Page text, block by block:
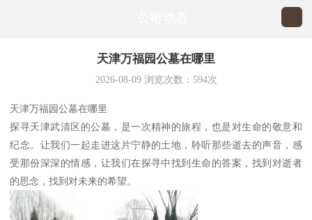
天津万福园公墓在哪里
2026-08-09浏览次数： 594次
天津万福园公墓在哪里
探寻天津武清区的公墓，是一次精神的旅程，也是对生命的敬意和
纪念。让我们一起走进这片宁静的土地，聆听那些逝去的声音，感
受那份深深的情感，让我们在探寻中找到生命的答案，找到对逝者
的思念，找到对未来的希望。